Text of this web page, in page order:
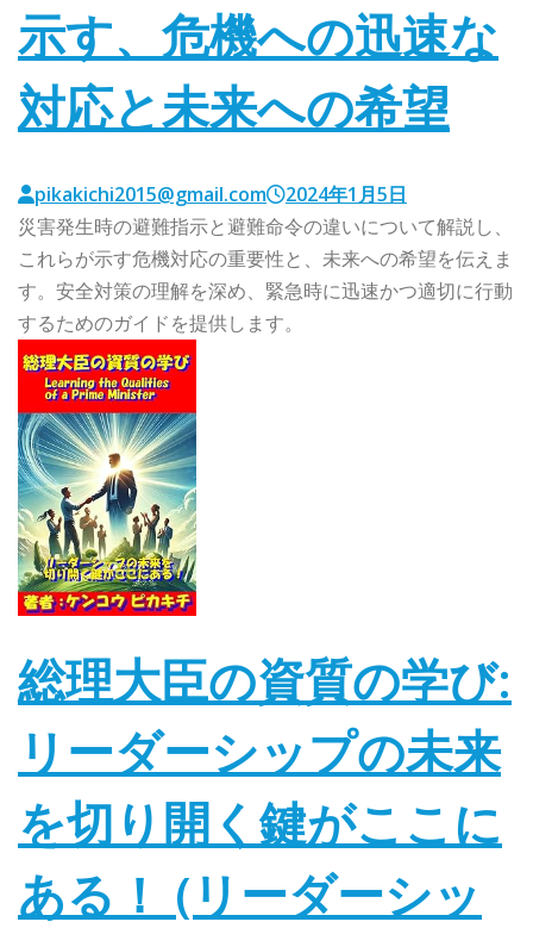
示す、危機への迅速な
対応と未来への希望
pikakichi2015@gmail.com
2024年1月5日
災害発生時の避難指示と避難命令の違いについて解説し、
これらが示す危機対応の重要性と、未来への希望を伝えま
す。安全対策の理解を深め、緊急時に迅速かつ適切に行動
するためのガイドを提供します。
総理大臣の資質の学び:
リーダーシップの未来
を切り開く鍵がここに
ある！ (リーダーシッ